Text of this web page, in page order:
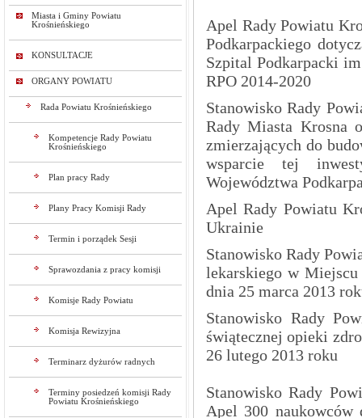
Miasta i Gminy Powiatu
Krośnieńskiego
KONSULTACJE
ORGANY POWIATU
Rada Powiatu Krośnieńskiego
Kompetencje Rady Powiatu
Krośnieńskiego
Plan pracy Rady
Plany Pracy Komisji Rady
Termin i porządek Sesji
Sprawozdania z pracy komisji
Komisje Rady Powiatu
Komisja Rewizyjna
Terminarz dyżurów radnych
Terminy posiedzeń komisji Rady
Powiatu Krośnieńskiego
Apel Rady Powiatu
Podkarpackiego
Szpital Podkarpacki
RPO 2014-2020
Stanowisko Rady
Rady Miasta Krosna
zmierzających do
wsparcie tej
Województwa
Apel Rady Powiatu
Ukrainie
Stanowisko Rady
lekarskiego w
dnia 25 marca 2013
Stanowisko Rady
świątecznej opieki
26 lutego 2013 roku
Stanowisko Rady
Apel 300